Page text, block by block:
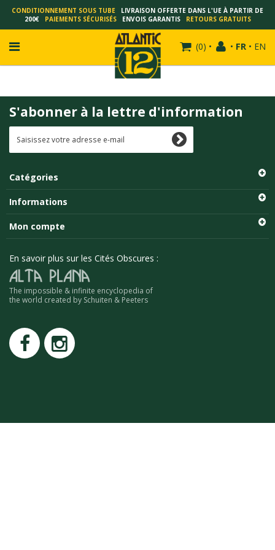
CONDITIONNEMENT SOUS TUBE
LIVRAISON OFFERTE DANS L'UE À PARTIR DE
200€
PAIEMENTS SÉCURISÉS ENVOIS GARANTIS RETOURS GRATUITS
(0) • • FR • EN
FRANÇOIS SCHUITEN
SCHUITEN - LAURENT DURIEUX
SCHUITEN - PEETERS
SCHUITEN - PLISSART
SCHUITEN - ZILLER
SCHUITEN - LI KUNWU
LUC SCHUITEN
ROMAIN RENARD
DAVID MERVEILLE
S'abonner à la lettre d'information
Catégories
Informations
Mon compte
En savoir plus sur les Cités Obscures :
The impossible & infinite encyclopedia of
the world created by Schuiten & Peeters